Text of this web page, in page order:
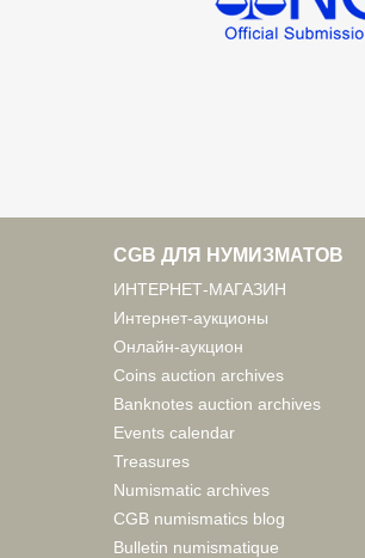
CGB ДЛЯ НУМИЗМАТОВ
ИНТЕРНЕТ-МАГАЗИН
Интернет-аукционы
Онлайн-аукцион
Coins auction archives
Banknotes auction archives
Events calendar
Treasures
Numismatic archives
CGB numismatics blog
Bulletin numismatique